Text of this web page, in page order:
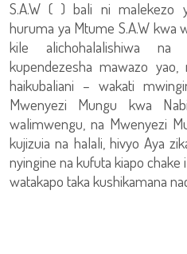
S.A.W ( ) bali ni malekezo
huruma ya Mtume S.A.W kwa
kile alichohalalishiwa na
kupendezesha mawazo
haikubaliani – wakati
Mwenyezi Mungu kwa
walimwengu, na Mwenyezi
kujizuia na halali, hivyo Aya
nyingine na kufuta kiapo
watakapo taka kushikamana